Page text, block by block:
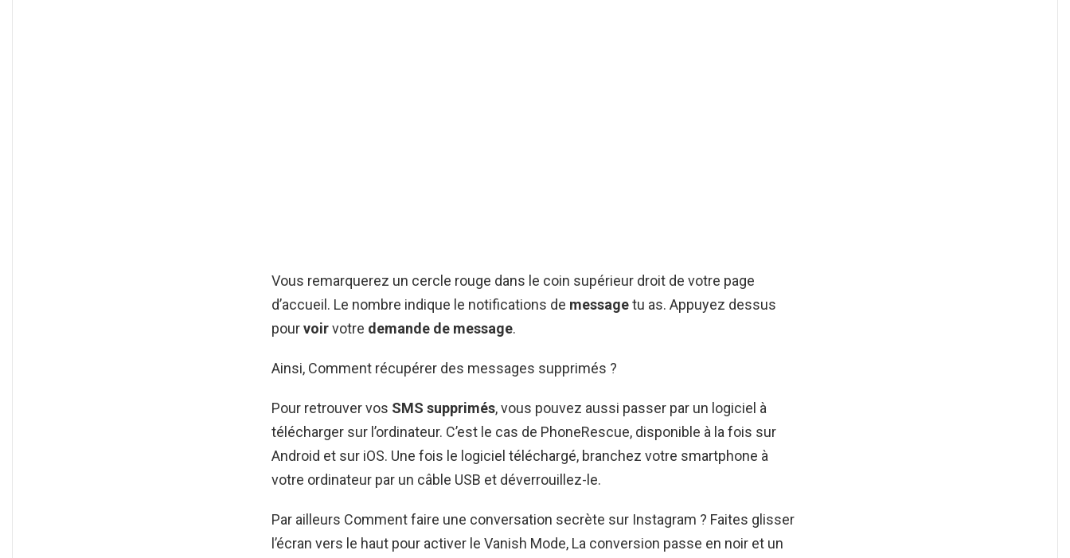
Vous remarquerez un cercle rouge dans le coin supérieur droit de votre page
d’accueil. Le nombre indique le notifications de messagetu as. Appuyez dessus
pourvoirvotre demande de message.
Ainsi, Comment récupérer des messages supprimés ?
Pour retrouver vos SMS supprimés, vous pouvez aussi passer par un logiciel à
télécharger sur l’ordinateur. C’est le cas de PhoneRescue, disponible à la fois sur
Android et sur iOS. Une fois le logiciel téléchargé, branchez votre smartphone à
votre ordinateur par un câble USB et déverrouillez-le.
Par ailleurs Comment faire une conversation secrète sur Instagram ? Faites glisser
l’écran vers le haut pour activer le Vanish Mode, La conversion passe en noir et un